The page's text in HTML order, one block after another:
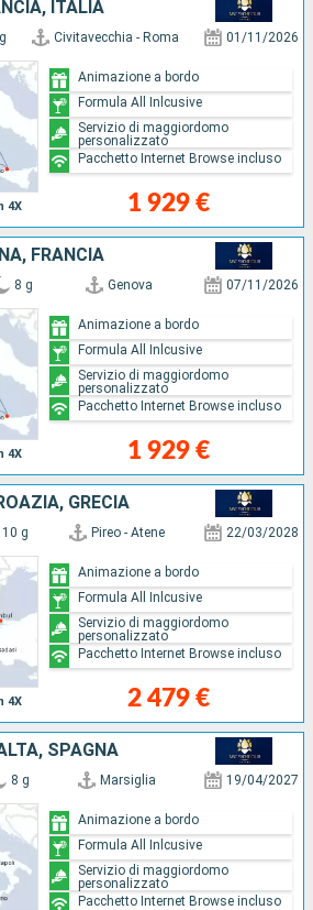
ITALIA
4X
Civitavecchia - Roma 01/11/2026
1 929 €
Animazione a bordo
Formula All Inlcusive
Servizio di maggiordomo
personalizzato
Pacchetto Internet Browse incluso
FRANCIA
4X
8 g Genova 07/11/2026
1 929 €
Animazione a bordo
Formula All Inlcusive
Servizio di maggiordomo
personalizzato
Pacchetto Internet Browse incluso
GRECIA
4X
10 g Pireo - Atene 22/03/2028
2 479 €
Animazione a bordo
Formula All Inlcusive
Servizio di maggiordomo
personalizzato
Pacchetto Internet Browse incluso
SPAGNA
8 g Marsiglia 19/04/2027
Animazione a bordo
Formula All Inlcusive
Servizio di maggiordomo
personalizzato
Pacchetto Internet Browse incluso